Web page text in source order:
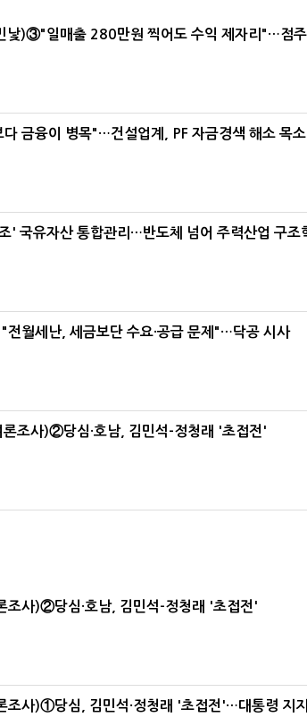
낯)③"일매출 280만원 찍어도 수익 제자리"…점
다 금융이 병목"…건설업계, PF 자금경색 해소 목소
' 국유자산 통합관리…반도체 넘어 주력산업 구조
"전월세난, 세금보단 수요·공급 문제"…닥공 시사
론조사)②당심·호남, 김민석-정청래 '초접전'
조사)②당심·호남, 김민석-정청래 '초접전'
조사)①당심, 김민석·정청래 '초접전'…대통령 지